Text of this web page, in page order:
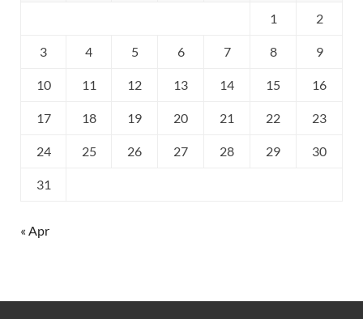
1 2
3 4 5 6 7 8 9
10 11 12 13 14 15 16
17 18 19 20 21 22 23
24 25 26 27 28 29 30
31
« Apr